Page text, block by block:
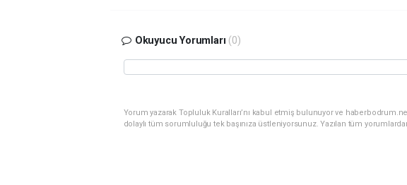
Okuyucu Yorumları (0)
Yorum yazarak Topluluk Kuralları’nı kabul etmiş bulunuyor ve
dolaylı tüm sorumluluğu tek başınıza üstleniyorsunuz. Yazılan tüm